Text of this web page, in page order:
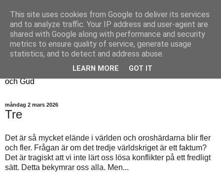
Fyren
Fyren finns för att sprida ljus i mörkret
För att påminna om guldkanterna i tillvaron
Här samsas jakt, hantverk, odling, och andra tankar om livet
och Gud
måndag 2 mars 2026
Tre
Det är så mycket elände i världen och oroshärdarna blir fler
och fler. Frågan är om det tredje världskriget är ett faktum?
Det är tragiskt att vi inte lärt oss lösa konflikter på ett fredligt
sätt. Detta bekymrar oss alla. Men...
This site uses cookies from Google to deliver its services
and to analyze traffic. Your IP address and user-agent are
shared with Google along with performance and security
metrics to ensure quality of service, generate usage
statistics, and to detect and address abuse.
LEARN MORE GOT IT